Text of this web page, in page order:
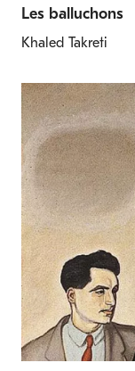
Les balluchons
Khaled Takreti